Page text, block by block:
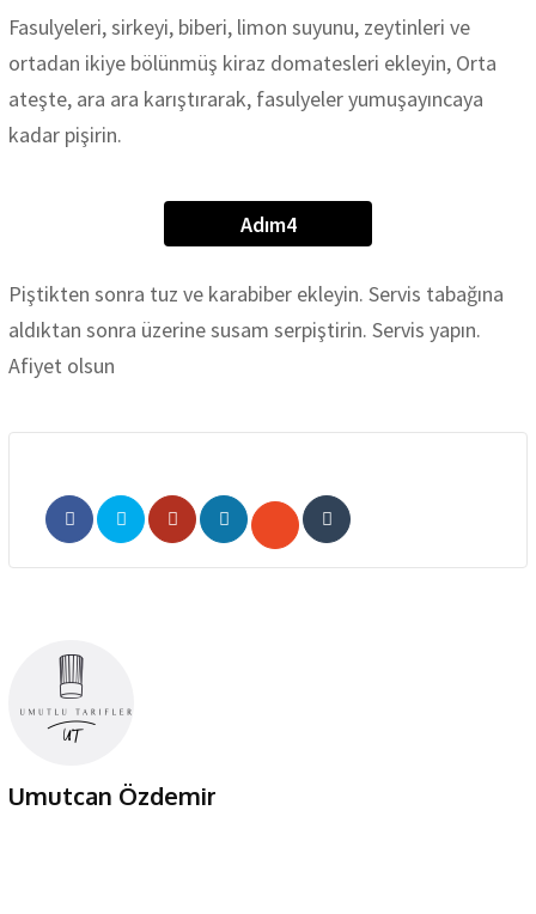
Fasulyeleri, sirkeyi, biberi, limon suyunu, zeytinleri ve
ortadan ikiye bölünmüş kiraz domatesleri ekleyin, Orta
ateşte, ara ara karıştırarak, fasulyeler yumuşayıncaya
kadar pişirin.
Adım4
Piştikten sonra tuz ve karabiber ekleyin. Servis tabağına
aldıktan sonra üzerine susam serpiştirin. Servis yapın.
Afiyet olsun
Google+ LinkedIn WhatsappPinterest
Umutcan Özdemir